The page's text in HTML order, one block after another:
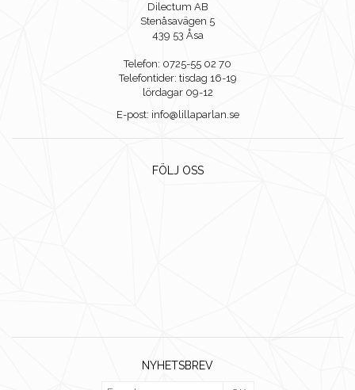
Dilectum AB
Stenåsavägen 5
439 53 Åsa
Telefon: 0725-55 02 70
Telefontider: tisdag 16-19
lördagar 09-12
E-post: info@lillaparlan.se
FÖLJ OSS
NYHETSBREV